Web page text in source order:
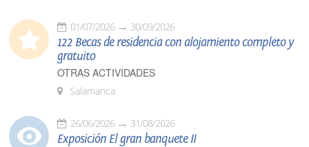
01/07/2026 30/09/2026
122 Becas de residencia con alojamiento completo y
gratuito
OTRAS ACTIVIDADES
Salamanca
26/06/2026 31/08/2026
Exposición El gran banquete II